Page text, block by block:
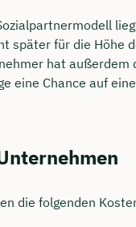
später für die Höhe
hat außerdem
eine Chance auf eine
die folgenden